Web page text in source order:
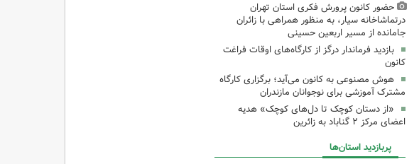
حضور کانون پرورش فکری استان تهران
درتماشاخانه سیار، به منظور همراهی با زائران
جامانده از مسیر اربعین حسینی
بازدید فرماندار درگز از کارگاه‌های اوقات فراغت
کانون
هوش مصنوعی به کانون می‌آید؛ برگزاری کارگاه
مشترک آموزشی برای نوجوانان مازندران
«از دستان کوچک تا دل‌های کوچک» هدیه
اعضای مرکز ۲ گناباد به زائرین
پربازدید استان‌ها